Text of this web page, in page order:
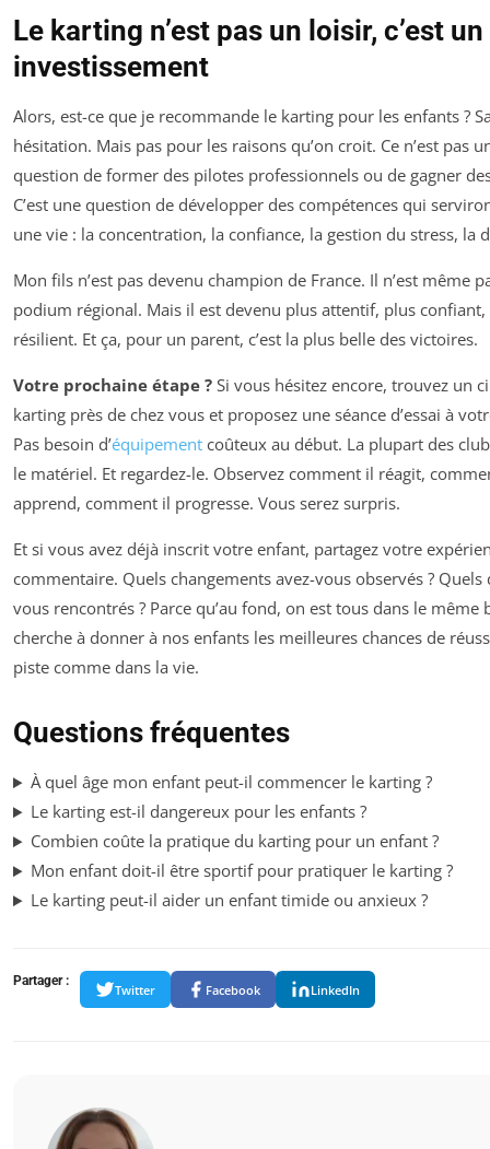
Le karting n’est pas un loisir, c’est un
investissement
Alors, est-ce que je recommande le karting pour les enfants ?
hésitation. Mais pas pour les raisons qu’on croit. Ce n’est pas
question de former des pilotes professionnels ou de gagner
C’est une question de développer des compétences qui
une vie : la concentration, la confiance, la gestion du stress, la
Mon fils n’est pas devenu champion de France. Il n’est même
podium régional. Mais il est devenu plus attentif, plus confiant,
résilient. Et ça, pour un parent, c’est la plus belle des victoires.
Votre prochaine étape ? Si vous hésitez encore, trouvez un
karting près de chez vous et proposez une séance d’essai à
Pas besoin d’équipement coûteux au début. La plupart des
le matériel. Et regardez-le. Observez comment il réagit,
apprend, comment il progresse. Vous serez surpris.
Et si vous avez déjà inscrit votre enfant, partagez votre
commentaire. Quels changements avez-vous observés ? Quels
vous rencontrés ? Parce qu’au fond, on est tous dans le même
cherche à donner à nos enfants les meilleures chances de
piste comme dans la vie.
Questions fréquentes
À quel âge mon enfant peut-il commencer le karting ?
Le karting est-il dangereux pour les enfants ?
Combien coûte la pratique du karting pour un enfant ?
Mon enfant doit-il être sportif pour pratiquer le karting ?
Le karting peut-il aider un enfant timide ou anxieux ?
Partager :
Twitter Facebook LinkedIn